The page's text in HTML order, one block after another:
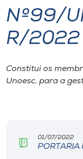
I.nova
Cultura
Biblioteca
Nº99/
R/2022
Constitui os
Unoesc, para a
01/07/2022